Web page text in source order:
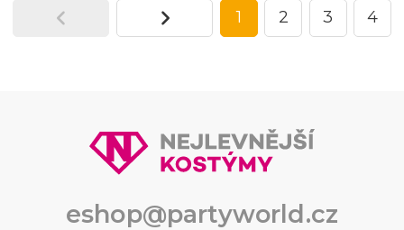
1 2 3 4
eshop@partyworld.cz